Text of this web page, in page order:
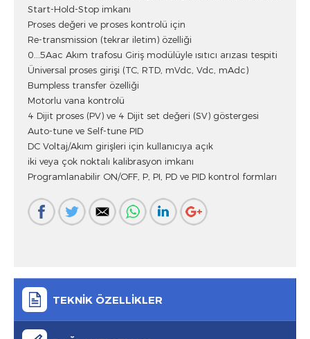
Start-Hold-Stop imkanı
Proses değeri ve proses kontrolü için
Re-transmission (tekrar iletim) özelliği
0...5Aac Akım trafosu Giriş modülüyle ısıtıcı arızası tespiti
Üniversal proses girişi (TC, RTD, mVdc, Vdc, mAdc)
Bumpless transfer özelliği
Motorlu vana kontrolü
4 Dijit proses (PV) ve 4 Dijit set değeri (SV) göstergesi
Auto-tune ve Self-tune PID
DC Voltaj/Akım girişleri için kullanıcıya açık
iki veya çok noktalı kalibrasyon imkanı
Programlanabilir ON/OFF, P, PI, PD ve PID kontrol formları
TEKNİK ÖZELLİKLER